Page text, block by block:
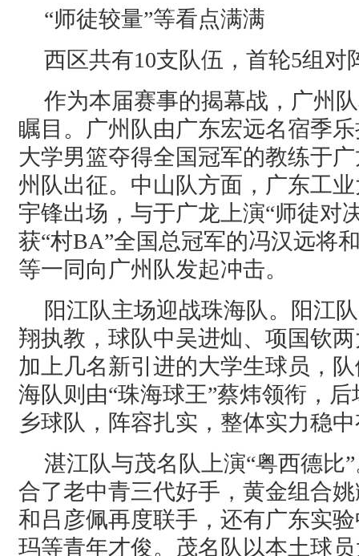
“师徒较量”等看点满满
西区共有10支队伍，首轮5组对
作为本届赛事的揭幕战，广州
瞩目。广州队由广东宏远名宿季
大学男篮夺得全国冠军的教练于
州队出征。中山队方面，广东工
宇锋出场，与于广龙上演“师徒对
获“村BA”全国总冠军的冯汉远将
等一同向广州队发起冲击。
阳江队主场迎战珠海队。阳江
翔执教，球队中吴进灿、项国钦
加上几名新引进的大学生球员，
海队则由“珠海球王”蔡炜领衔，
乡球队，阵容扎实，整体实力稳
湛江队与茂名队上演“粤西德比
合了老中青三代好手，黄金组合
和吕彦佩再度联手，还有广东实
玛等青年才俊。茂名队以本土球